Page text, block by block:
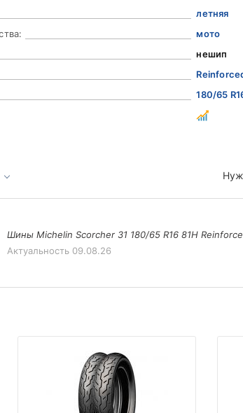
летняя
мото
нешип
180/65
Шины Michelin Scorcher 31 180/65 R16 81H
Актуальность 09.08.26